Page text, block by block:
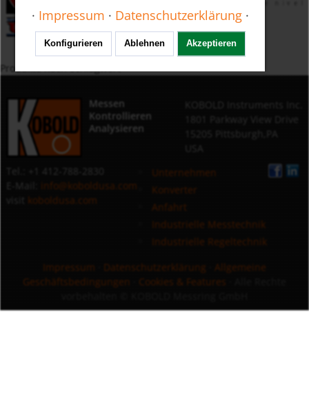
Produkte nach Schlagwort
Messen
Kontrollieren
Analysieren
info@koboldusa.com
koboldusa.com
Unternehmen
Konverter
Anfahrt
Industrielle Messtechnik
Industrielle Regeltechnik
Impressum
Datenschutzerklärung
Allgemeine
Geschäftsbedingungen
Cookies & Features
· Impressum · Datenschutzerklärung·
Konfigurieren Ablehnen Akzeptieren